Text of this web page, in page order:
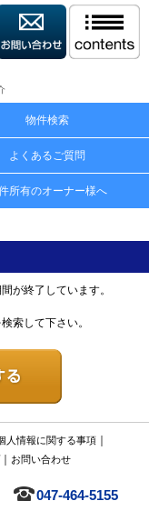
物件検索
よくあるご質問
所有のオーナー様へ
が終了しています。
索して下さい。
人情報に関する事項｜
｜ お問い合わせ
047-464-5155